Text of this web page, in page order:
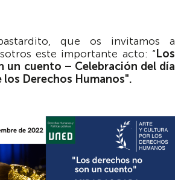
que os invitamos a
este importante acto: “ Los
un cuento – Celebración del día
los Derechos Humanos".